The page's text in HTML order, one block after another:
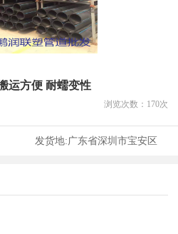
运方便 耐蠕变性
浏览次数： 170次
发货地:广东省深圳市宝安区